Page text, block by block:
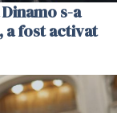
s-a
a fost activat